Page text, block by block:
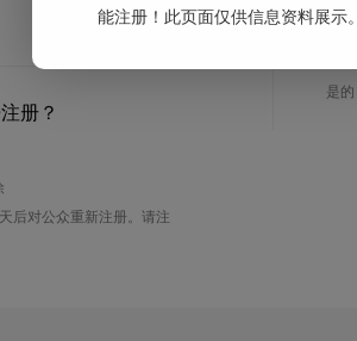
册？
后对公众重新注册。请注
是
能注册！此页面仅供信息资料展示。